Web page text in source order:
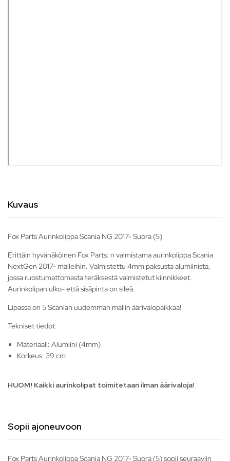
Kuvaus
Fox Parts Aurinkolippa Scania NG 2017- Suora (5)
Erittäin hyvänäköinen Fox Parts: n valmistama aurinkolippa Scania
NextGen 2017- malleihin. Valmistettu 4mm paksusta alumiinista,
jossa ruostumattomasta teräksestä valmistetut kiinnikkeet.
Aurinkolipan ulko- että sisäpinta on sileä.
Lipassa on 5 Scanian uudemman mallin äärivalopaikkaa!
Tekniset tiedot:
Materiaali: Alumiini (4mm)
Korkeus: 39 cm
HUOM! Kaikki aurinkolipat toimitetaan ilman äärivaloja!
Sopii ajoneuvoon
Fox Parts Aurinkolippa Scania NG 2017- Suora (5) sopii seuraaviin